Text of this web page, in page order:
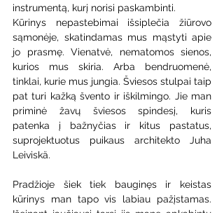
instrumentą, kurį norisi paskambinti.
Kūrinys nepastebimai išsiplečia žiūrovo
sąmonėje, skatindamas mus mąstyti apie
jo prasmę. Vienatvė, nematomos sienos,
kurios mus skiria. Arba bendruomenė,
tinklai, kurie mus jungia. Šviesos stulpai taip
pat turi kažką švento ir iškilmingo. Jie man
priminė žavų šviesos spindesį, kuris
patenka į bažnyčias ir kitus pastatus,
suprojektuotus puikaus architekto Juha
Leiviskä.
Pradžioje šiek tiek bauginęs ir keistas
kūrinys man tapo vis labiau pažįstamas.